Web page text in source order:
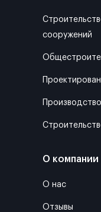
сооружений
О компании
О нас
Отзывы